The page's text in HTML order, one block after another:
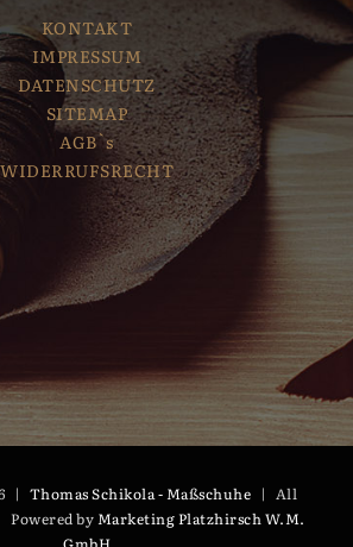
KONTAKT
IMPRESSUM
DATENSCHUTZ
SITEMAP
AGB`s
WIDERRUFSRECHT
| Thomas Schikola - Maßschuhe | All
Powered by Marketing Platzhirsch W.M.